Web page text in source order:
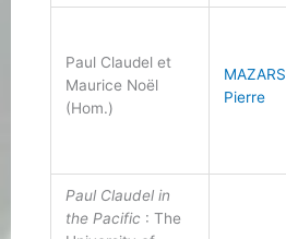
Paul Claudel et
Maurice Noël
(Hom.)
MAZARS
Pierre
Paul Claudel in
the Pacific : The